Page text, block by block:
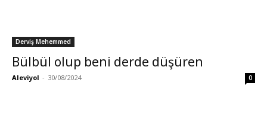
Derviş Mehemmed
Bülbül olup beni derde düşüren
Aleviyol - 30/08/2024 0